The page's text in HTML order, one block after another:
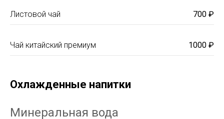
Листовой чай 700 ₽
Чай китайский премиум 1000 ₽
Охлажденные напитки
Минеральная вода